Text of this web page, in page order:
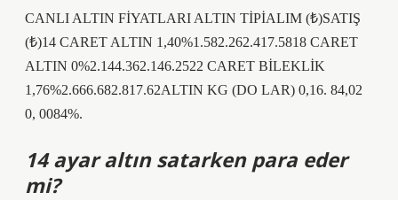
CANLI ALTIN ​​FİYATLARI ALTIN ​​TİPİALIM (₺)SATIŞ
(₺)14 CARET ALTIN ​​1,40%1.582.262.417.5818 CARET
ALTIN ​​0%2.144.362.146.2522 CARET BİLEKLİK
1,76%2.666.682.817.62ALTIN ​​KG (DO LAR) 0,16. 84,02
0, 0084%.
14 ayar altın satarken para eder
mi?